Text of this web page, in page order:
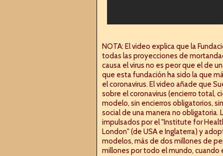
NOTA: El video explica que la
todas las proyecciones de
causa el virus no es peor que el de
que esta fundación ha sido la que
el coronavirus. El video añade que
sobre el coronavirus (encierro total,
modelo, sin encierros obligatorios,
social de una manera no
impulsados por el "Institute for
London" (de USA e Inglaterra) y
modelos, más de dos millones de
millones por todo el mundo, cuando